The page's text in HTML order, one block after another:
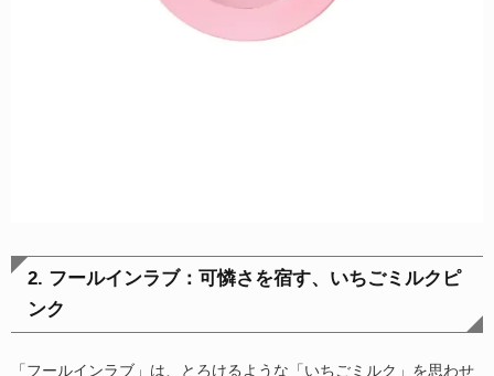
2. フールインラブ：可憐さを宿す、いちごミルクピ
ンク
「フールインラブ」は、とろけるような「いちごミルク」を思わせ